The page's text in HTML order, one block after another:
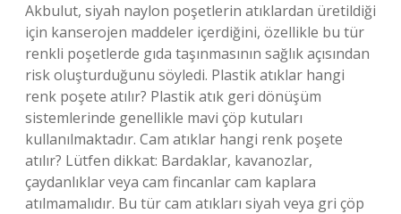
Akbulut, siyah naylon poşetlerin atıklardan üretildiği
için kanserojen maddeler içerdiğini, özellikle bu tür
renkli poşetlerde gıda taşınmasının sağlık açısından
risk oluşturduğunu söyledi. Plastik atıklar hangi
renk poşete atılır? Plastik atık geri dönüşüm
sistemlerinde genellikle mavi çöp kutuları
kullanılmaktadır. Cam atıklar hangi renk poşete
atılır? Lütfen dikkat: Bardaklar, kavanozlar,
çaydanlıklar veya cam fincanlar cam kaplara
atılmamalıdır. Bu tür cam atıkları siyah veya gri çöp